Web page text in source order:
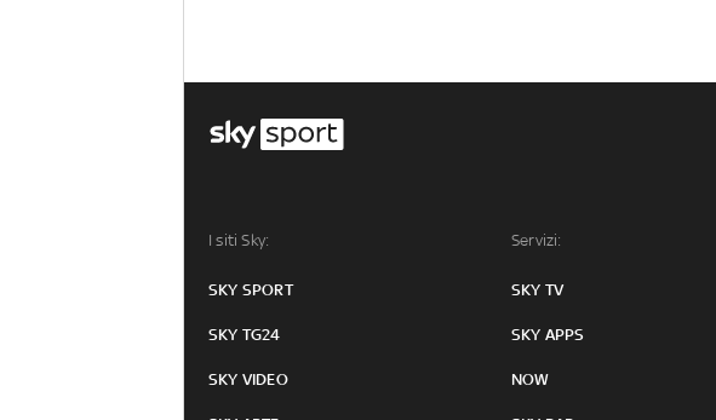
I siti Sky:
SKY SPORT
SKY TG24
SKY VIDEO
Servizi:
SKY TV
SKY APPS
NOW